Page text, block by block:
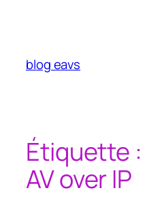
blog eavs
Étiquette :
AV over IP